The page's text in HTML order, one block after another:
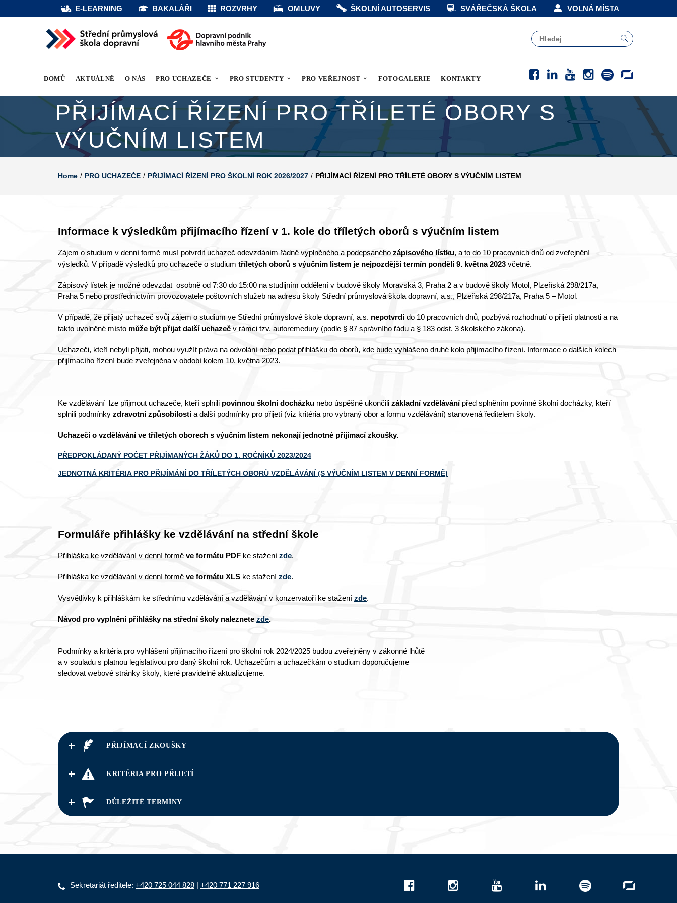
E-LEARNING BAKALÁŘI ROZVRHY OMLUVY ŠKOLNÍ AUTOSERVIS SVÁŘEČSKÁ ŠKOLA VOLNÁ MÍSTA
DOMŮ AKTUÁLNĚ O NÁS PRO UCHAZEČE PRO STUDENTY PRO VEŘEJNOST FOTOGALERIE KONTAKTY
PŘIJÍMACÍ ŘÍZENÍ PRO TŘÍLETÉ OBORY S
VÝUČNÍM LISTEM
Home PRO UCHAZEČE PŘIJÍMACÍ ŘÍZENÍ PRO ŠKOLNÍ ROK 2026/2027 PŘIJÍMACÍ ŘÍZENÍ PRO TŘÍLETÉ OBORY S VÝUČNÍM LISTEM
Informace k výsledkům přijímacího řízení v 1. kole do tříletých oborů s výučním listem
Zájem o studium v denní formě musí potvrdit uchazeč odevzdáním řádně vyplněného a podepsaného zápisového lístku, a to do 10 pracovních dnů od zveřejnění
výsledků. V případě výsledků pro uchazeče o studium tříletých oborů s výučním listem je nejpozdější termín pondělí 9. května 2023 včetně.
Zápisový lístek je možné odevzdat osobně od 7:30 do 15:00 na studijním oddělení v budově školy Moravská 3, Praha 2 a v budově školy Motol, Plzeňská 298/217a,
Praha 5 nebo prostřednictvím provozovatele poštovních služeb na adresu školy Střední průmyslová škola dopravní, a.s., Plzeňská 298/217a, Praha 5 – Motol.
V případě, že přijatý uchazeč svůj zájem o studium ve Střední průmyslové škole dopravní, a.s. nepotvrdído 10 pracovních dnů, pozbývá rozhodnutí o přijetí platnosti a na
takto uvolněné místo může být přijat další uchazeč v rámci tzv. autoremedury (podle § 87 správního řádu a § 183 odst. 3 školského zákona).
Uchazeči, kteří nebyli přijati, mohou využít práva na odvolání nebo podat přihlášku do oborů, kde bude vyhlášeno druhé kolo přijímacího řízení. Informace o dalších kolech
přijímacího řízení bude zveřejněna v období kolem 10. května 2023.
Ke vzdělávání lze přijmout uchazeče, kteří splnili povinnou školní docházku nebo úspěšně ukončili základní vzdělávánípřed splněním povinné školní docházky, kteří
splnili podmínky zdravotní způsobilosti a další podmínky pro přijetí (viz kritéria pro vybraný obor a formu vzdělávání) stanovená ředitelem školy.
Uchazeči o vzdělávání ve tříletých oborech s výučním listem nekonají jednotné přijímací zkoušky.
PŘEDPOKLÁDANÝ POČET PŘIJÍMANÝCH ŽÁKŮ DO 1. ROČNÍKŮ 2023/2024
JEDNOTNÁ KRITÉRIA PRO PŘIJÍMÁNÍ DO TŘÍLETÝCH OBORŮ VZDĚLÁVÁNÍ (S VÝUČNÍM LISTEM V DENNÍ FORMĚ)
Formuláře přihlášky ke vzdělávání na střední škole
Přihláška ke vzdělávání v denní formě ve formátu PDF ke stažení zde.
Přihláška ke vzdělávání v denní formě ve formátu XLS ke stažení zde.
Vysvětlivky k přihláškám ke střednímu vzdělávání a vzdělávání v konzervatoři ke stažení zde.
Návod pro vyplnění přihlášky na střední školy naleznete zde.
Podmínky a kritéria pro vyhlášení přijímacího řízení pro školní rok 2024/2025 budou zveřejněny v zákonné lhůtě
a v souladu s platnou legislativou pro daný školní rok. Uchazečům a uchazečkám o studium doporučujeme
sledovat webové stránky školy, které pravidelně aktualizujeme.
PŘIJÍMACÍ ZKOUŠKY
KRITÉRIA PRO PŘIJETÍ
DŮLEŽITÉ TERMÍNY
Sekretariát ředitele: +420 725 044 828 | +420 771 227 916